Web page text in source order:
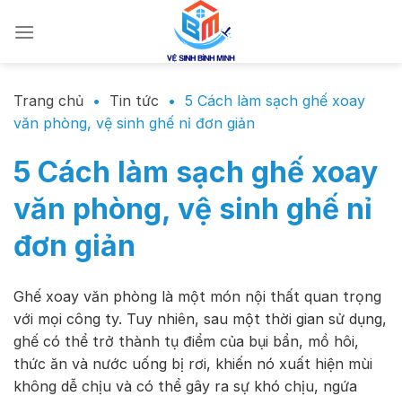
đến
Trang chủ • Tin tức • 5 Cách làm sạch ghế xoay
văn phòng, vệ sinh ghế nỉ đơn giản
5 Cách làm sạch ghế xoay
văn phòng, vệ sinh ghế nỉ
đơn giản
Ghế xoay văn phòng là một món nội thất quan trọng
với mọi công ty. Tuy nhiên, sau một thời gian sử dụng,
ghế có thể trở thành tụ điểm của bụi bẩn, mồ hôi,
thức ăn và nước uống bị rơi, khiến nó xuất hiện mùi
không dễ chịu và có thể gây ra sự khó chịu, ngứa